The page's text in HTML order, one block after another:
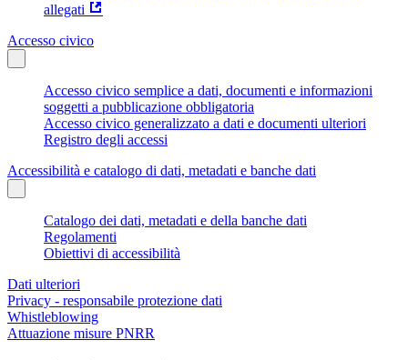
allegati
Accesso civico
Accesso civico semplice a dati, documenti e informazioni
soggetti a pubblicazione obbligatoria
Accesso civico generalizzato a dati e documenti ulteriori
Registro degli accessi
Accessibilità e catalogo di dati, metadati e banche dati
Catalogo dei dati, metadati e della banche dati
Regolamenti
Obiettivi di accessibilità
Dati ulteriori
Privacy - responsabile protezione dati
Whistleblowing
Attuazione misure PNRR